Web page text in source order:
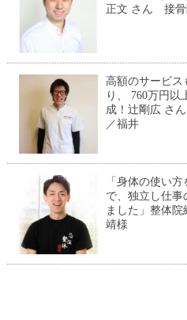
正文 さん 接骨
高額のサービス
り、 760万円以
成！辻剛広 さ
／福井
「身体の使い
で、独立し仕事
ました」整体院
靖様